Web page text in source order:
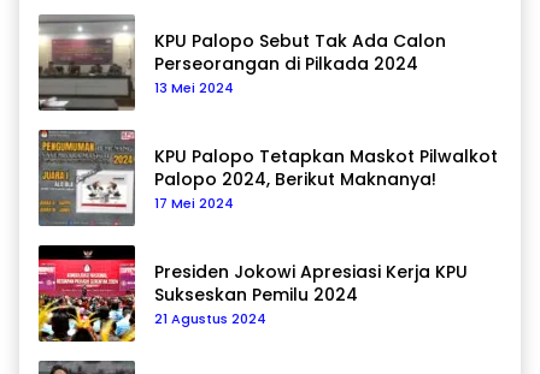
KPU Palopo Sebut Tak Ada Calon
Perseorangan di Pilkada 2024
13 Mei 2024
KPU Palopo Tetapkan Maskot Pilwalkot
Palopo 2024, Berikut Maknanya!
17 Mei 2024
Presiden Jokowi Apresiasi Kerja KPU
Sukseskan Pemilu 2024
21 Agustus 2024